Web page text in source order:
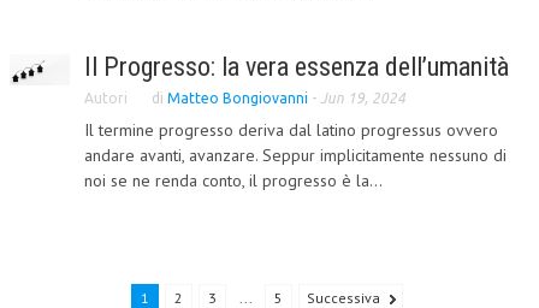
TRIBUTARIA
PENALE
PUBBLICAZIONI
Il Progresso: la vera essenza dell’umanità
Autori di Matteo Bongiovanni - Jun 19, 2024
Il termine progresso deriva dal latino progressus ovvero
andare avanti, avanzare. Seppur implicitamente nessuno di
noi se ne renda conto, il progresso è la...
1 2 3 ... 5 Successiva